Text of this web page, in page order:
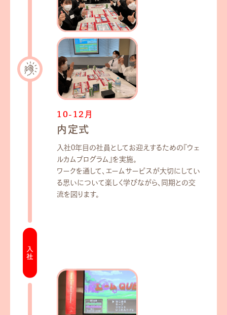
10-12月
内定式
入社0年目の社員としてお迎えするための『ウェ
ルカムプログラム』を実施。
ワークを通して、エームサービスが大切にしてい
る思いについて楽しく学びながら、同期との交
流を図ります。